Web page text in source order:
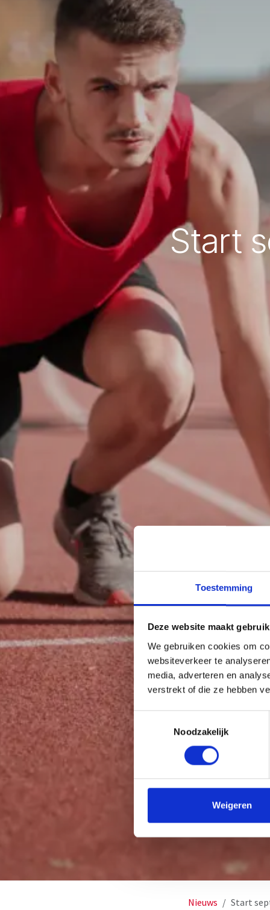
Toestemming
Deze website maakt
We gebruiken cookies om
websiteverkeer te
media, adverteren en
verstrekt of die ze hebben
Noodzakelijk
Weigeren
Start
Nieuws Start